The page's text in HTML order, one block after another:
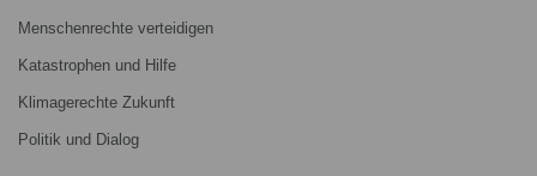
Menschenrechte verteidigen
Katastrophen und Hilfe
Klimagerechte Zukunft
Politik und Dialog